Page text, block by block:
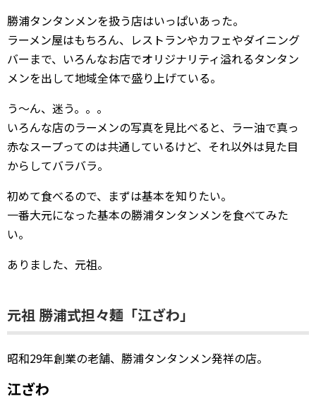
勝浦タンタンメンを扱う店はいっぱいあった。
ラーメン屋はもちろん、レストランやカフェやダイニング
バーまで、いろんなお店でオリジナリティ溢れるタンタン
メンを出して地域全体で盛り上げている。
う〜ん、迷う。。。
いろんな店のラーメンの写真を見比べると、ラー油で真っ
赤なスープってのは共通しているけど、それ以外は見た目
からしてバラバラ。
初めて食べるので、まずは基本を知りたい。
一番大元になった基本の勝浦タンタンメンを食べてみた
い。
ありました、元祖。
元祖 勝浦式担々麺「江ざわ」
昭和29年創業の老舗、勝浦タンタンメン発祥の店。
江ざわ